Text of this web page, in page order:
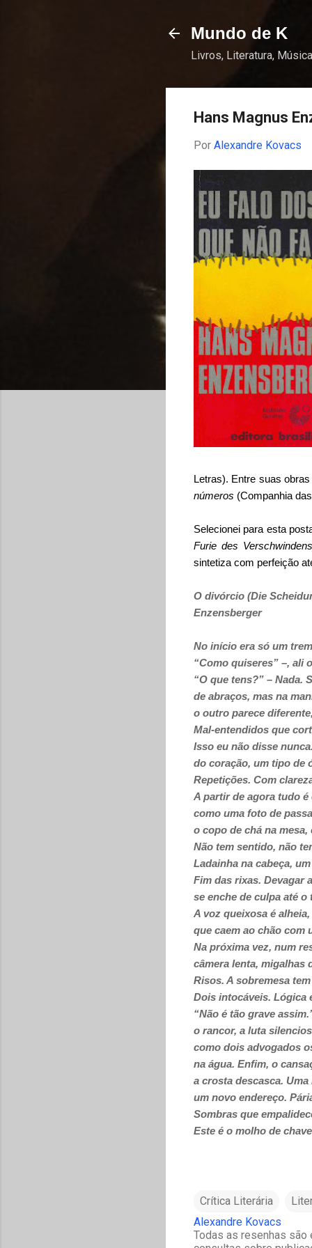
Mundo de K
Livros, Literatura,
Hans Magnus
Por Alexandre Kovacs
Letras). Entre suas
números (Companhia
Selecionei para esta
Furie des
sintetiza com perfeição
O divórcio (Die
Enzensberger
No início era só um
“Como quiseres” –, ali
“O que tens?” – Nada.
de abraços, mas na
o outro parece
Mal-entendidos que
Isso eu não disse
do coração, um tipo de
Repetições. Com
A partir de agora tudo
como uma foto de
o copo de chá na
Não tem sentido, não
Ladainha na cabeça,
Fim das rixas. Devagar
se enche de culpa até o
A voz queixosa é
que caem ao chão com
Na próxima vez, num
câmera lenta, migalhas
Risos. A sobremesa
Dois intocáveis. Lógica
“Não é tão grave
o rancor, a luta
como dois advogados
na água. Enfim, o
a crosta descasca. Uma
um novo endereço.
Sombras que
Este é o molho de
Crítica Literária
Alexandre Kovacs
Todas as resenhas são